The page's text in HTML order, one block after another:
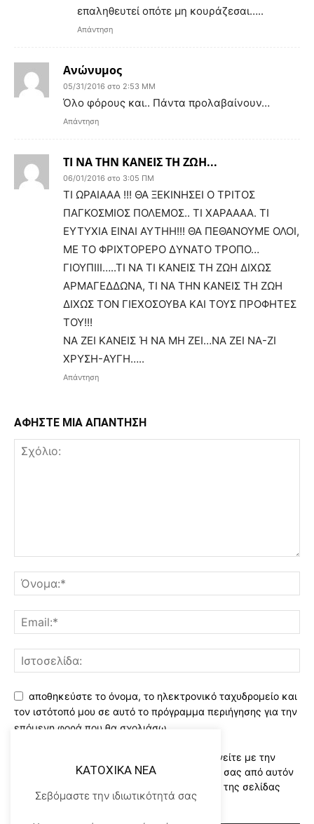
επαληθευτεί οπότε μη κουράζεσαι…..
Απάντηση
Ανώνυμος
05/31/2016 στο 2:53 ΜΜ
Όλο φόρους και.. Πάντα προλαβαίνουν…
Απάντηση
ΤΙ ΝΑ ΤΗΝ ΚΑΝΕΙΣ ΤΗ ΖΩΗ...
06/01/2016 στο 3:05 ΠΜ
ΤΙ ΩΡΑΙΑΑΑ !!! ΘΑ ΞΕΚΙΝΗΣΕΙ Ο ΤΡΙΤΟΣ
ΠΑΓΚΟΣΜΙΟΣ ΠΟΛΕΜΟΣ.. ΤΙ ΧΑΡΑΑΑΑ. ΤΙ
ΕΥΤΥΧΙΑ ΕΙΝΑΙ ΑΥΤΗΗ!!! ΘΑ ΠΕΘΑΝΟΥΜΕ ΟΛΟΙ,
ΜΕ ΤΟ ΦΡΙΧΤΟΡΕΡΟ ΔΥΝΑΤΟ ΤΡΟΠΟ…
ΓΙΟΥΠΙΙΙ…..ΤΙ ΝΑ ΤΙ ΚΑΝΕΙΣ ΤΗ ΖΩΗ ΔΙΧΩΣ
ΑΡΜΑΓΕΔΔΩΝΑ, ΤΙ ΝΑ ΤΗΝ ΚΑΝΕΙΣ ΤΗ ΖΩΗ
ΔΙΧΩΣ ΤΟΝ ΓΙΕΧΟΣΟΥΒΑ ΚΑΙ ΤΟΥΣ ΠΡΟΦΗΤΕΣ
ΤΟΥ!!!
ΝΑ ΖΕΙ ΚΑΝΕΙΣ Ή ΝΑ ΜΗ ΖΕΙ…ΝΑ ΖΕΙ ΝΑ-ΖΙ
ΧΡΥΣΗ-ΑΥΓΗ…..
Απάντηση
ΑΦΗΣΤΕ ΜΙΑ ΑΠΑΝΤΗΣΗ
αποθηκεύστε το όνομα, το ηλεκτρονικό ταχυδρομείο και
τον ιστότοπό μου σε αυτό το πρόγραμμα περιήγησης για την
επόμενη φορά που θα σχολιάσω.
Χρησιμοποιώντας αυτό το έντυπο συμφωνείτε με την
αποθήκευση και χειρισμό των δεδομένων σας από αυτόν
τον ιστότοπο..Διαβάστε του ορους χρήσης της σελίδας
μας*
KATOXIKA NEA
Σεβόμαστε την ιδιωτικότητά σας